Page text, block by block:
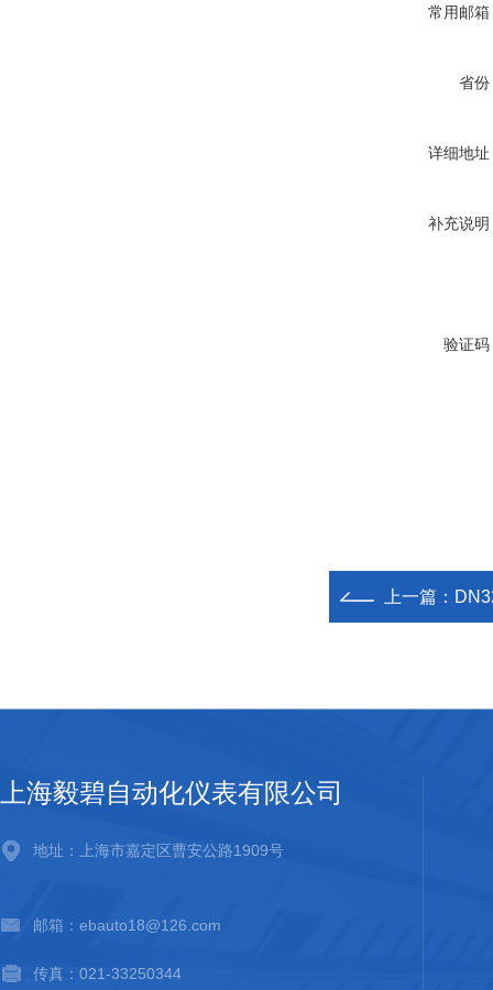
常用邮箱
省份
详细地址
补充说明
验证码
上一篇：
上海毅碧自动化仪表有限公司
地址：上海市嘉定区曹安公路1909号
邮箱：ebauto18@126.com
传真：021-33250344